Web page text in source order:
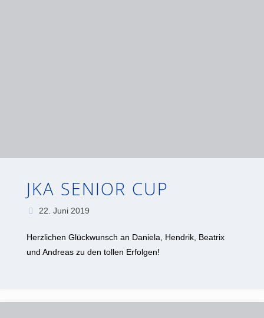
JKA SENIOR CUP
22. Juni 2019
Herzlichen Glückwunsch an Daniela, Hendrik, Beatrix
und Andreas zu den tollen Erfolgen!